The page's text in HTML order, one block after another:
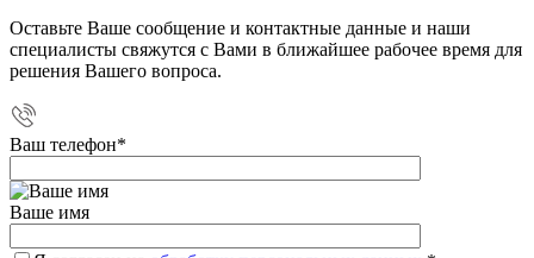
Оставьте Ваше сообщение и контактные данные и наши
специалисты свяжутся с Вами в ближайшее рабочее время для
решения Вашего вопроса.
Ваш телефон*
Ваше имя